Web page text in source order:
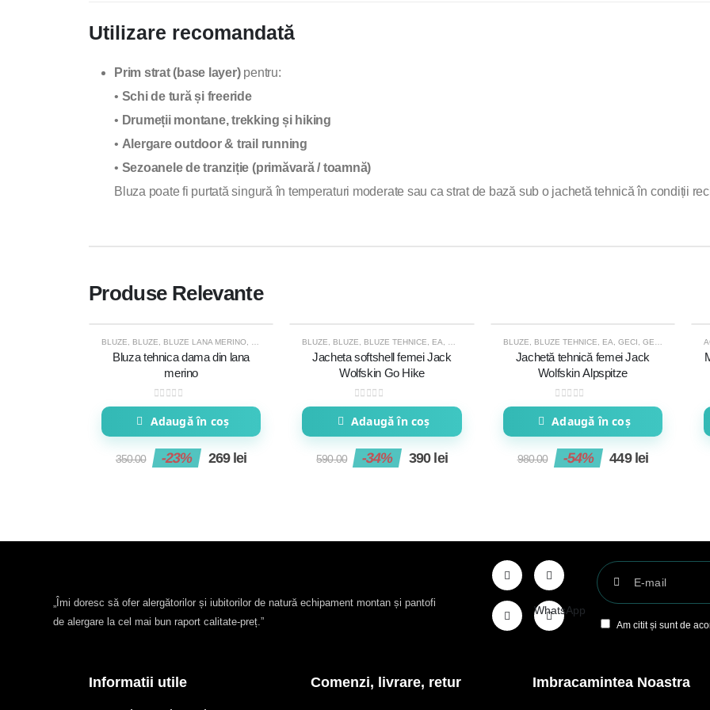
Utilizare recomandată
Prim strat (base layer)pentru:
• Schi de tură și freeride
• Drumeții montane, trekking și hiking
• Alergare outdoor & trail running
• Sezoanele de tranziție (primăvară / toamnă)
Bluza poate fi purtată singură în temperaturi moderate sau ca strat de bază sub o jachetă tehnică în condiții
Produse Relevante
-23%
BLUZE BLUZE BLUZE LANA MERINO BLUZE TEHNICE ,EA ,ESCALADA SI ALPINISM IMBRACAMINTE FEMEI,IMBRACAMINTE TEHNICA,LICHIDARE DE STOC
Bluza tehnica dama din lana
merino
0out of 5
Adaugă în coș
350.00 -23% 269 lei
-34%
BLUZE BLUZE BLUZE TEHNICE EA GECI DE ALERGARE,GECI DE SKI DE TURA,
Jacheta softshell femei Jack
Wolfskin Go Hike
0out of 5
Adaugă în coș
590.00 -34% 390 lei
-54%
BLUZE BLUZE TEHNICE EA GECI GECI GECI DE
Jachetă tehnică femei Jack
Wolfskin Alpspitze
0out of 5
Adaugă în coș
980.00 -54% 449 lei
„Îmi doresc să ofer alergătorilor și iubitorilor de natură echipament montan și pantofi
de alergare la cel mai bun raport calitate-preț.”
WhatsApp
Am citit și sunt de
Informatii utile Comenzi, livrare, retur Imbracamintea Noastra